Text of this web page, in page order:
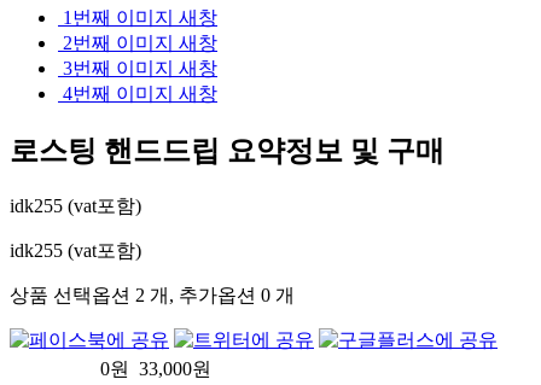
1번째 이미지 새창
2번째 이미지 새창
3번째 이미지 새창
4번째 이미지 새창
로스팅 핸드드립 요약정보 및 구매
idk255 (vat포함)
idk255 (vat포함)
상품 선택옵션 2 개, 추가옵션 0 개
0원 33,000원